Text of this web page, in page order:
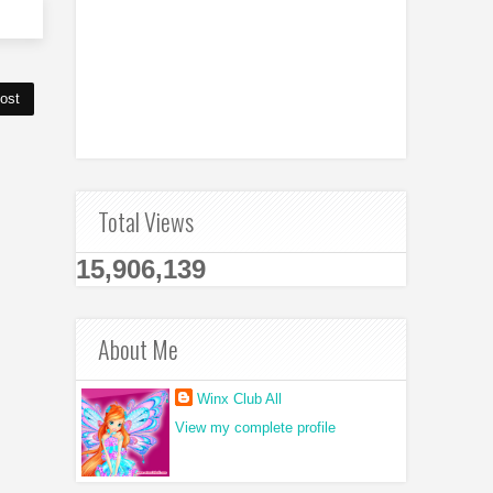
Total Views
15,906,139
About Me
Winx Club All
View my complete profile